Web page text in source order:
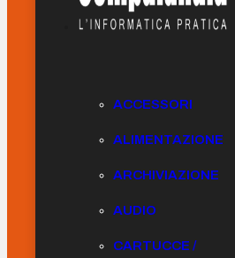
ACCESSORI
ALIMENTAZIONE
ARCHIVIAZIONE
AUDIO
CARTUCCE /